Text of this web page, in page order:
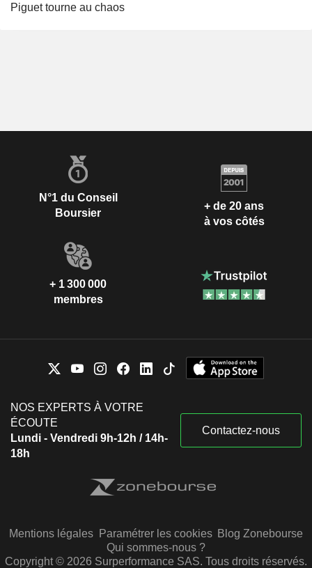
Piguet tourne au chaos
N°1 du Conseil
Boursier
+ de 20 ans
à vos côtés
+ 1 300 000
membres
NOS EXPERTS À VOTRE
ÉCOUTE
Lundi - Vendredi 9h-12h / 14h-
18h
Contactez-nous
Mentions légales Paramétrer les cookies Blog Zonebourse
Qui sommes-nous ?
Copyright © 2026 Surperformance SAS. Tous droits réservés.